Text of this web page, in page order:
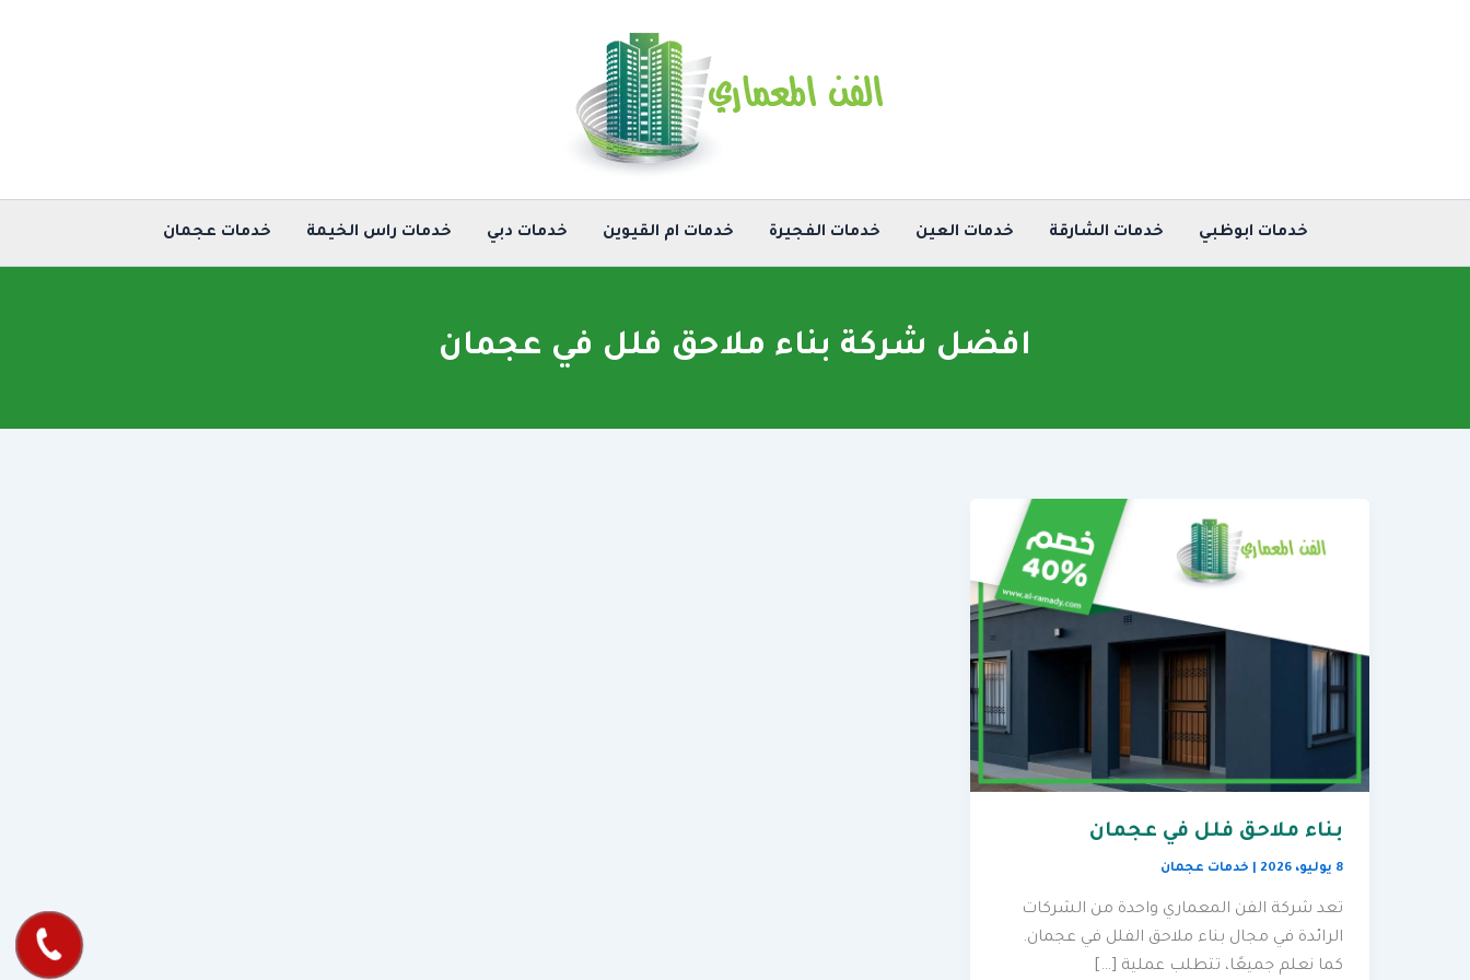
خدمات ابوظبي خدمات الشارقة خدمات العين خدمات الفجيرة خدمات ام القيوين خدمات دبي خدمات راس الخيمة خدمات عجمان
افضل شركة بناء ملاحق فلل في عجمان
بناء ملاحق فلل في عجمان
8 يوليو، 2026 خدمات عجمان
تعد شركة الفن المعماري واحدة من الشركات
الرائدة في مجال بناء ملاحق الفلل في عجمان.
كما نعلم جميعًا، تتطلب عملية […]